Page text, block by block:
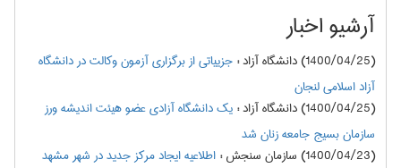
آرشیو اخبار
(1400/04/25) دانشگاه آزاد :جزییاتی از برگزاری آزمون وکالت در دانشگاه
آزاد اسلامی لنجان
(1400/04/25) دانشگاه آزاد
:یک دانشگاه آزادی عضو هیئت اندیشه ورز
سازمان بسیج جامعه زنان شد
(1400/04/23) سازمان سنجش
:اطلاعيه ایجاد مرکز جدید در شهر مشهد